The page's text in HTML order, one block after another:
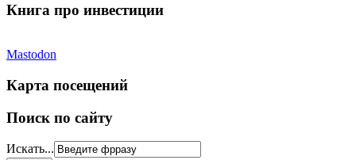
Книга про инвестиции
Mastodon
Карта посещений
Поиск по сайту
Искать...